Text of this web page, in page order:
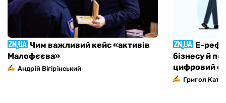
Чим важливий кейс «активів
Малофєєва»
Андрій Вігірінський
Е-
бізнесу й
цифровий
Григол